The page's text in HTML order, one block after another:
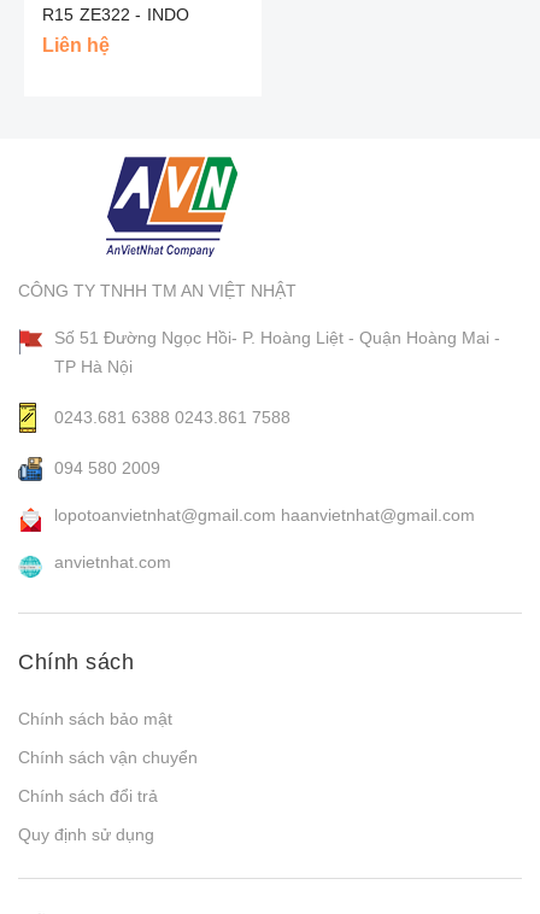
R15 ZE322 - INDO
Liên hệ
CÔNG TY TNHH TM AN VIỆT NHẬT
Số 51 Đường Ngọc Hồi- P. Hoàng Liệt - Quận Hoàng Mai -
TP Hà Nội
0243.681 6388 0243.861 7588
094 580 2009
lopotoanvietnhat@gmail.com haanvietnhat@gmail.com
anvietnhat.com
Chính sách
Chính sách bảo mật
Chính sách vận chuyển
Chính sách đổi trả
Quy định sử dụng